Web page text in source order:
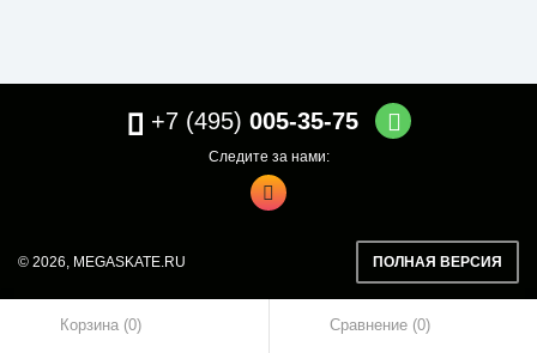
Корзина (0) Сравнение 0
+7 (495) 005-35-75
Следите за нами:
© 2026, MEGASKATE.RU ПОЛНАЯ ВЕРСИЯ